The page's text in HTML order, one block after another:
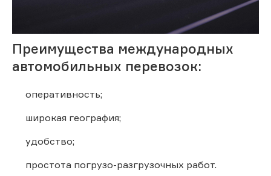
Преимущества международных
автомобильных перевозок:
оперативность;
широкая география;
удобство;
простота погрузо-разгрузочных работ.